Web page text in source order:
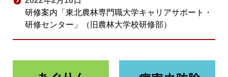
研修案内「東北農林専門職大学キャリアサポート・
研修センター」（旧農林大学校研修部）